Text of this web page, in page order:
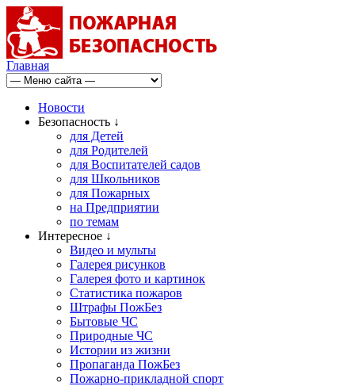
Главная
Новости
Безопасность ↓
для Детей
для Родителей
для Воспитателей садов
для Школьников
для Пожарных
на Предприятии
по темам
Интересное ↓
Видео и мульты
Галерея рисунков
Галерея фото и картинок
Статистика пожаров
Штрафы ПожБез
Бытовые ЧС
Природные ЧС
Истории из жизни
Пропаганда ПожБез
Пожарно-прикладной спорт